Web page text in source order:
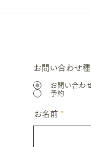
お問い合わせ種
お問い合わ
予約
お名前